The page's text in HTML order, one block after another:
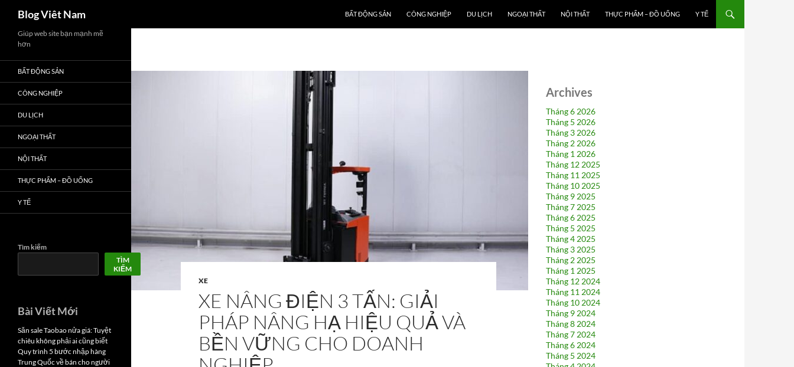
Chuyển
nội
dung
Blog Viêt Nam
kiếm
BẤT ĐỘNG SẢN CÔNG NGHIỆP DU LỊCH NGOẠI THẤT NỘI THẤT THỰC PHẨM – ĐỒ UỐNG Y TẾ
XE
XE NÂNG ĐIỆN 3 TẤN: GIẢI
PHÁP NÂNG HẠ HIỆU QUẢ VÀ
BỀN VỮNG CHO DOANH
Archives
Tháng 6 2026
Tháng 5 2026
Tháng 3 2026
Tháng 2 2026
Tháng 1 2026
Tháng 12 2025
Tháng 11 2025
Tháng 10 2025
Tháng 9 2025
Tháng 7 2025
Tháng 6 2025
Tháng 5 2025
Tháng 4 2025
Tháng 3 2025
Tháng 2 2025
Tháng 1 2025
Tháng 12 2024
Tháng 11 2024
Tháng 10 2024
Tháng 9 2024
Tháng 8 2024
Tháng 7 2024
Tháng 6 2024
Tháng 5 2024
Giúp web site bạn mạnh mẽ
hơn
BẤT ĐỘNG SẢN
CÔNG NGHIỆP
DU LỊCH
NGOẠI THẤT
NỘI THẤT
THỰC PHẨM – ĐỒ UỐNG
Y TẾ
Tìm kiếm
TÌM
KIẾM
Bài Viết Mới
Săn sale Taobao nửa giá: Tuyệt
chiêu không phải ai cũng biết
Quy trình 5 bước nhập hàng
Trung Quốc về bán cho người